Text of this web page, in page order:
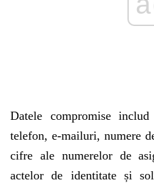
Datele compromise
telefon, e-mailuri, numere
cifre ale numerelor de
actelor de identitate și